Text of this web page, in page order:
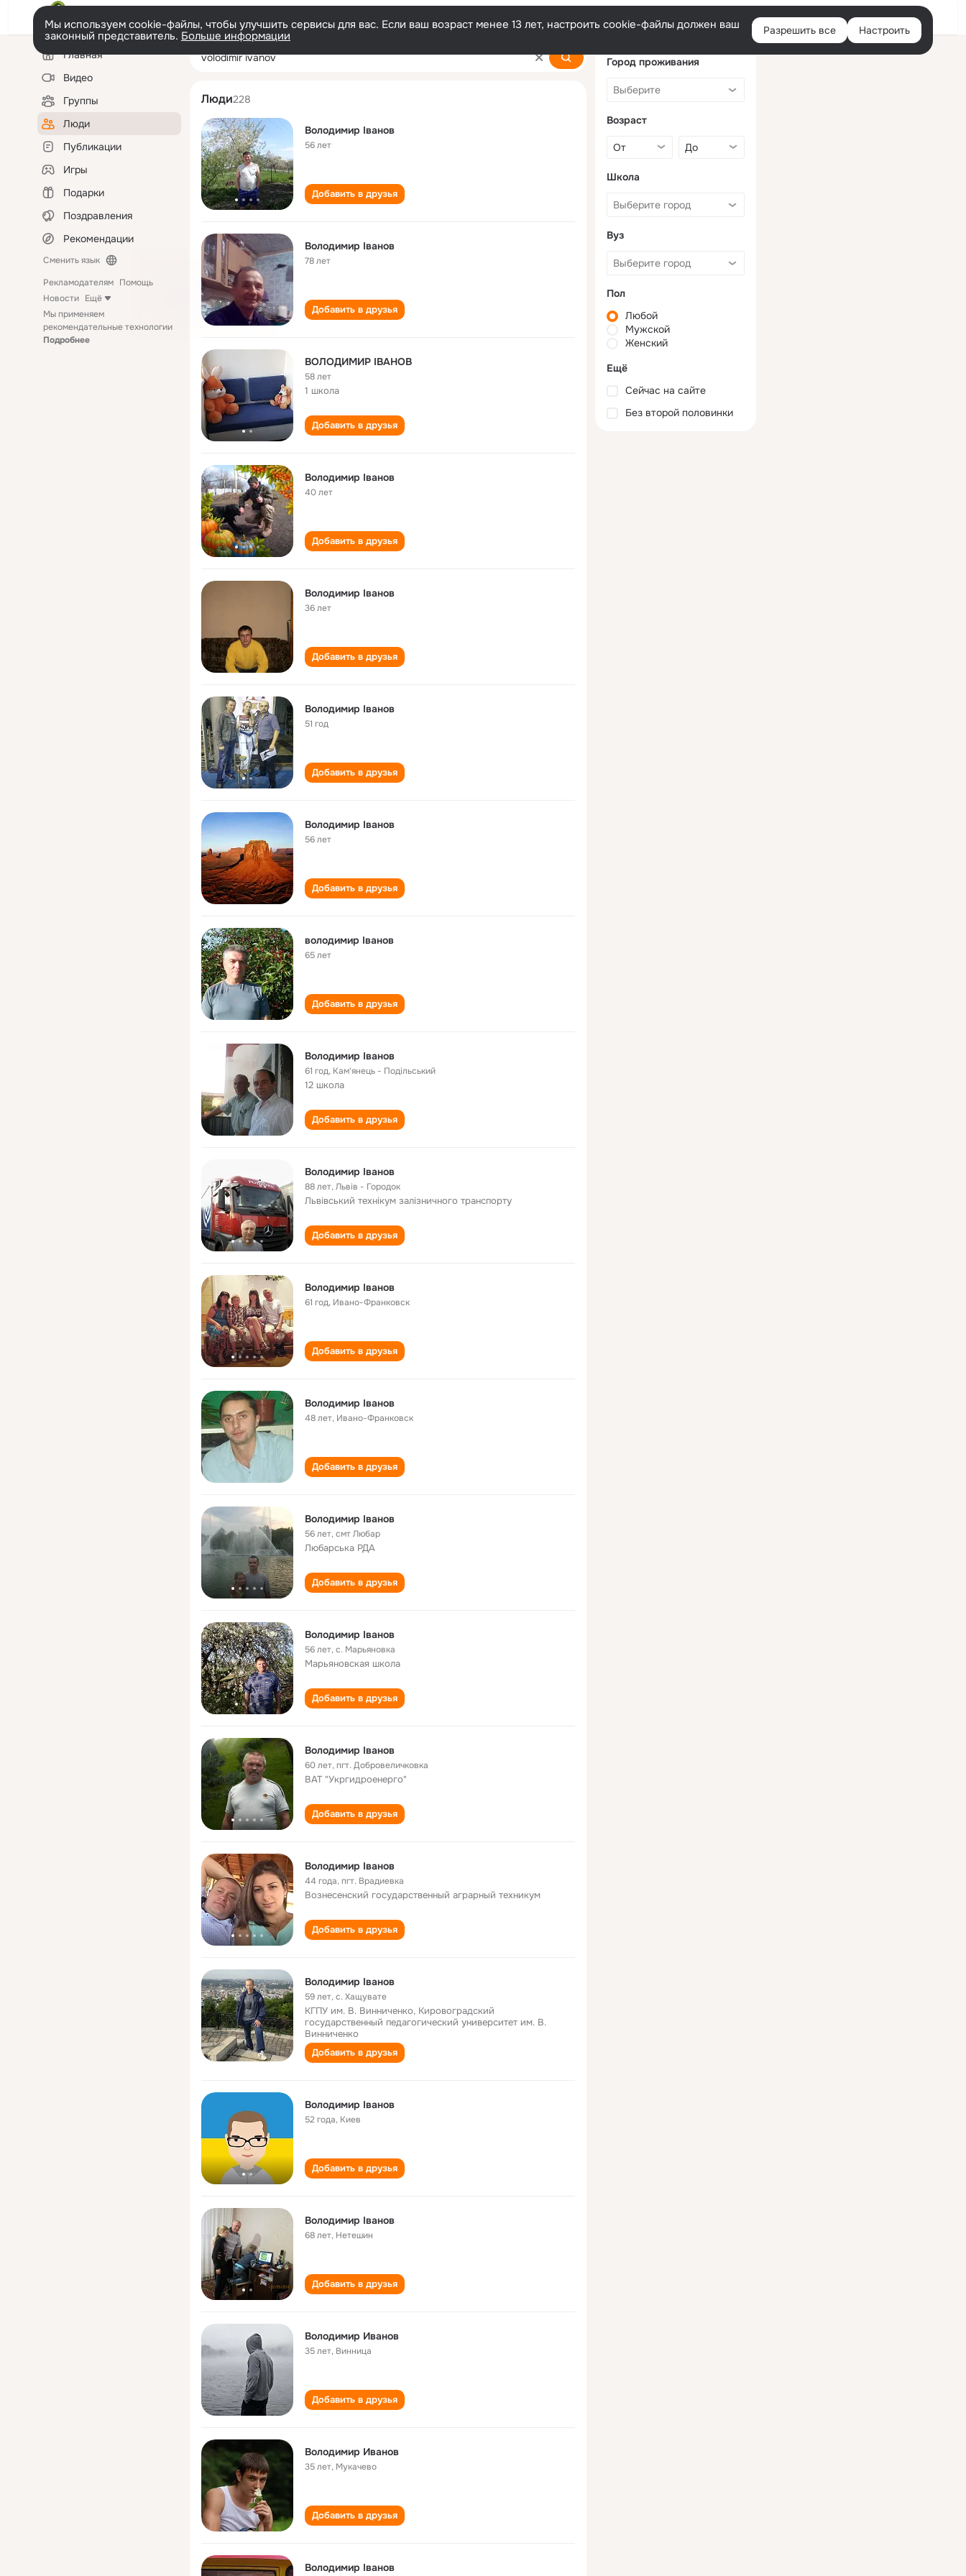
Войти
Мы используем cookie-файлы, чтобы улучшить сервисы для вас. Если ваш возраст менее 13 лет, настроить cookie-файлы должен ваш
законный представитель. Больше информации Разрешить все Настроить
Левая
колонкаГлавная
Видео
Группы
Люди
Публикации
Игры
Подарки
Поздравления
Рекомендации
Сменить язык
Рекламодателям Помощь
Новости Ещё
Мы применяем
рекомендательные технологии
Подробнее
volodimir іvanov
Люди228
Володимир Іванов
56 лет
Добавить в друзья
Володимир Іванов
78 лет
Добавить в друзья
ВОЛОДИМИР ІВАНОВ
58 лет
1 школа
Добавить в друзья
Володимир Іванов
40 лет
Добавить в друзья
Володимир Іванов
36 лет
Добавить в друзья
Володимир Іванов
51 год
Добавить в друзья
Володимир Іванов
56 лет
Добавить в друзья
володимир Іванов
65 лет
Добавить в друзья
Володимир Іванов
61 год, Кам'янець - Подільський
12 школа
Добавить в друзья
Володимир Іванов
88 лет,Львів - Городок
Львівський технікум залізничного транспорту
Добавить в друзья
Володимир Іванов
61 год, Ивано-Франковск
Добавить в друзья
Володимир Іванов
48 лет, Ивано-Франковск
Добавить в друзья
Володимир Іванов
56 лет,смт Любар
Любарська РДА
Добавить в друзья
Володимир Іванов
56 лет,с. Марьяновка
Марьяновская школа
Добавить в друзья
Володимир Іванов
60 лет,пгт. Добровеличковка
ВАТ "Укргидроенерго"
Добавить в друзья
Володимир Іванов
44 года,пгт. Врадиевка
Вознесенский государственный аграрный техникум
Добавить в друзья
Володимир Іванов
59 лет,с. Хащувате
КГПУ им. В. Винниченко, Кировоградский
государственный педагогический университет им. В.
Винниченко
Добавить в друзья
Володимир Іванов
52 года, Киев
Добавить в друзья
Володимир Іванов
68 лет, Нетешин
Добавить в друзья
Володимир Иванов
35 лет, Винница
Добавить в друзья
Володимир Иванов
35 лет, Мукачево
Добавить в друзья
Володимир Іванов
Город проживания
Возраст
Школа
Вуз
Пол
Любой
Мужской
Женский
Ещё
Сейчас на сайте
Без второй половинки